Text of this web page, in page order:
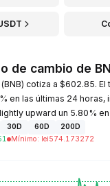
de cambio de
cotiza a $602.85.
en las últimas 24
upward un 5.80%
30D 60D
200D
Mínimo: lei574.173272